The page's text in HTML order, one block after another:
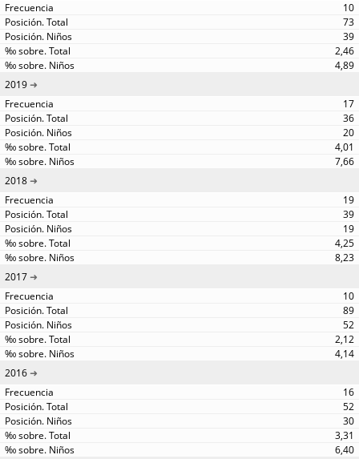
10
73
39
2,46
4,89
2019
17
36
20
4,01
7,66
2018
19
39
19
4,25
8,23
2017
10
89
52
2,12
4,14
2016
16
52
30
3,31
6,40